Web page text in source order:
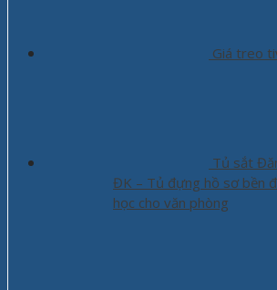
Giá treo
Tủ sắt
ĐK – Tủ đựng hồ sơ bền
học cho văn phòng